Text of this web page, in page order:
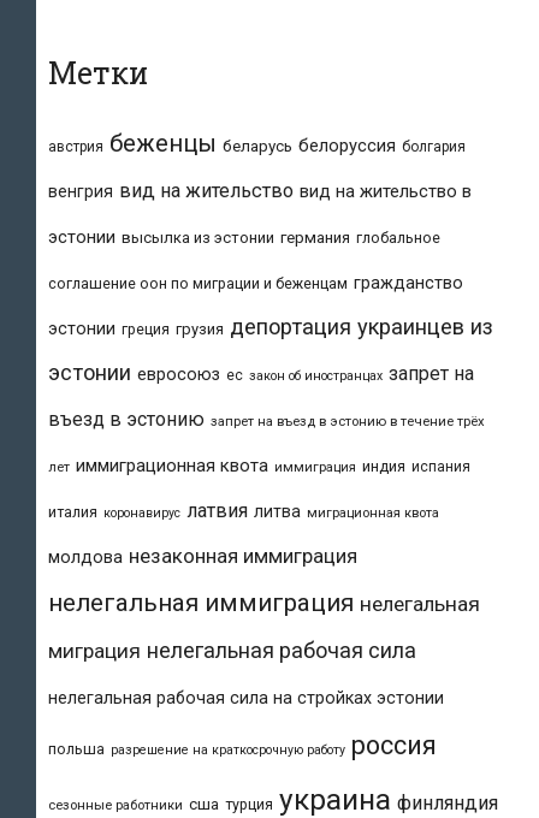
Метки
австрия беженцы беларусь белоруссия болгария
венгрия вид на жительство вид на жительство в
эстонии высылка из эстонии германия глобальное
соглашение оон по миграции и беженцам гражданство
эстонии греция грузия депортация украинцев из
эстонии евросоюз ес закон об иностранцах запрет на
въезд в эстонию запрет на въезд в эстонию в течение трёх
лет иммиграционная квота иммиграция индия испания
италия коронавирус латвия литва миграционная квота
молдова незаконная иммиграция
нелегальная иммиграция нелегальная
миграция нелегальная рабочая сила
нелегальная рабочая сила на стройках эстонии
польша разрешение на краткосрочную работу россия
сезонные работники сша турция украина финляндия